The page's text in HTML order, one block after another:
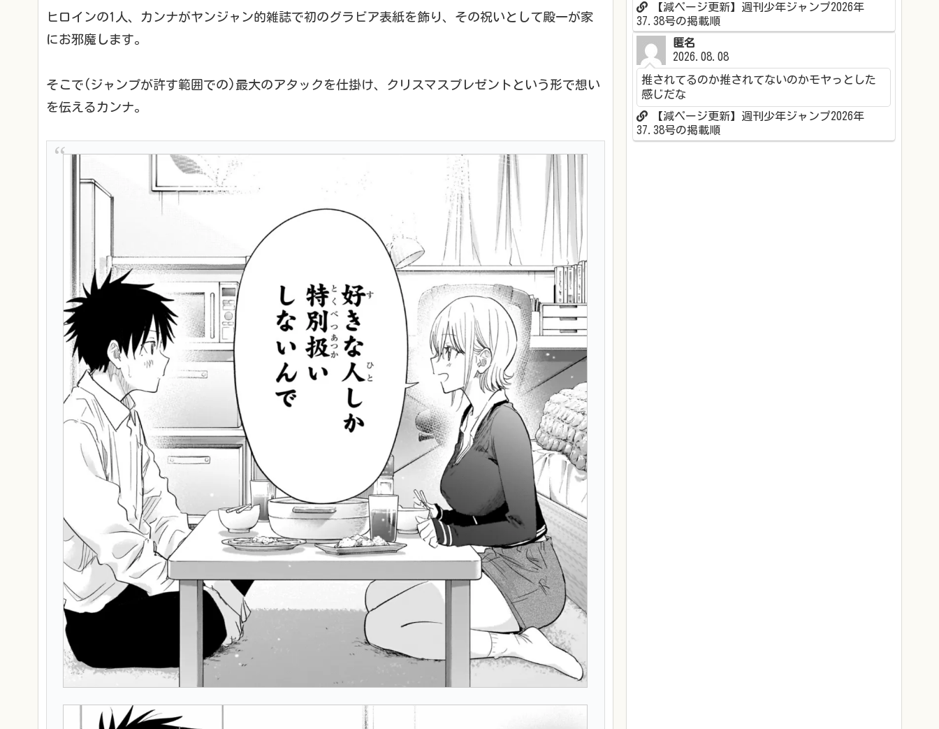
ヒロインの1人、カンナがヤンジャン的雑誌で初のグラビア表紙を飾り、その祝いとして殿一が家
にお邪魔します。
そこで(ジャンプが許す範囲での)最大のアタックを仕掛け、クリスマスプレゼントという形で想い
を伝えるカンナ。
【減ページ更新】週刊少年ジャンプ2026年
37.38号の掲載順
匿名
2026.08.08
推されてるのか推されてないのかモヤっとした
感じだな
【減ページ更新】週刊少年ジャンプ2026年
37.38号の掲載順